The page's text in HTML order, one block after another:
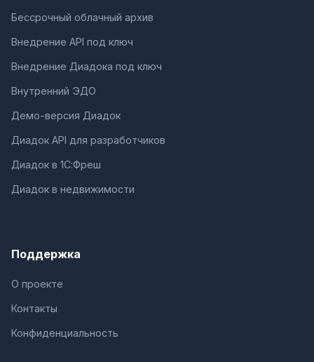
Бессрочный облачный архив
Внедрение API под ключ
Внедрение Диадока под ключ
Внутренний ЭДО
Демо-версия Диадок
Диадок API для разработчиков
Диадок в 1С:Фреш
Диадок в недвижимости
Поддержка
О проекте
Контакты
Конфиденциальность